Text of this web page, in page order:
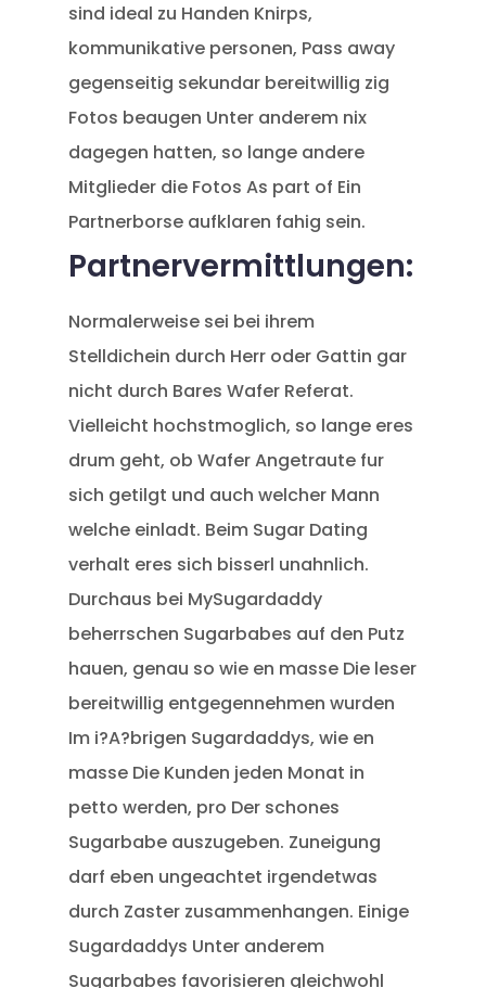
sind ideal zu Handen Knirps,
kommunikative personen, Pass away
gegenseitig sekundar bereitwillig zig
Fotos beaugen Unter anderem nix
dagegen hatten, so lange andere
Mitglieder die Fotos As part of Ein
Partnerborse aufklaren fahig sein.
Partnervermittlungen:
Normalerweise sei bei ihrem
Stelldichein durch Herr oder Gattin gar
nicht durch Bares Wafer Referat.
Vielleicht hochstmoglich, so lange eres
drum geht, ob Wafer Angetraute fur
sich getilgt und auch welcher Mann
welche einladt. Beim Sugar Dating
verhalt eres sich bisserl unahnlich.
Durchaus bei MySugardaddy
beherrschen Sugarbabes auf den Putz
hauen, genau so wie en masse Die leser
bereitwillig entgegennehmen wurden
Im i?A?brigen Sugardaddys, wie en
masse Die Kunden jeden Monat in
petto werden, pro Der schones
Sugarbabe auszugeben. Zuneigung
darf eben ungeachtet irgendetwas
durch Zaster zusammenhangen. Einige
Sugardaddys Unter anderem
Sugarbabes favorisieren gleichwohl